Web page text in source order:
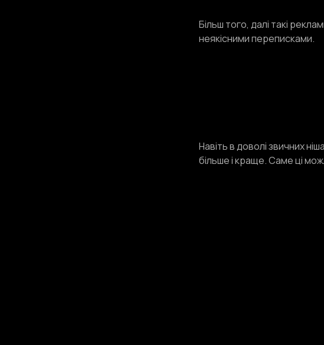
Більш того, далі такі
неякісними переписками.
Навіть в доволі звичних
більше і краще. Саме ці